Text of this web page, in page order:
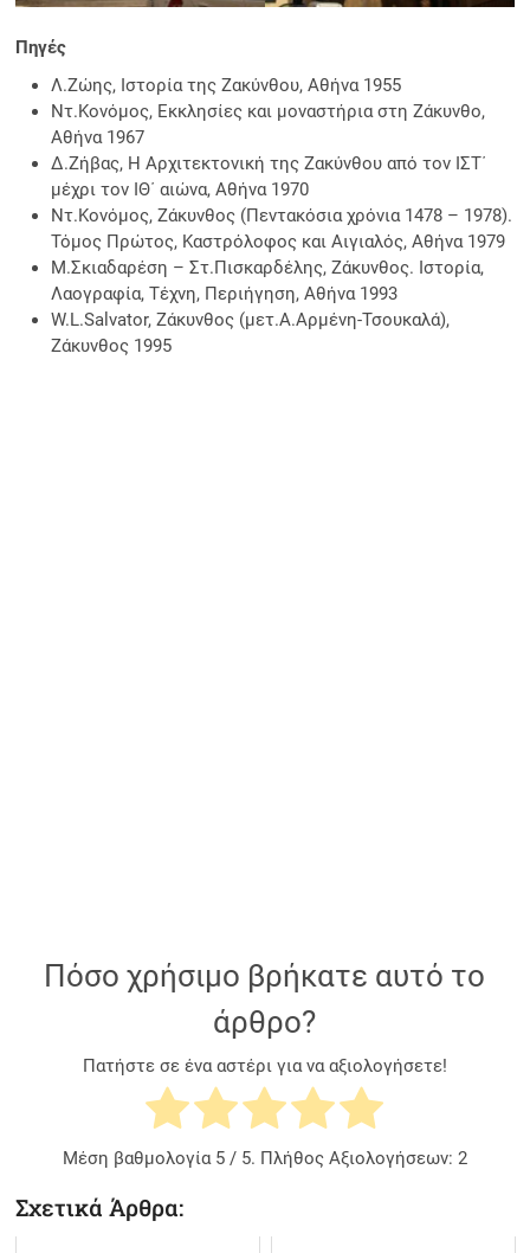
Πηγές
Λ.Ζώης, Ιστορία της Ζακύνθου, Αθήνα 1955
Ντ.Κονόμος, Εκκλησίες και μοναστήρια στη Ζάκυνθο,
Αθήνα 1967
Δ.Ζήβας, Η Αρχιτεκτονική της Ζακύνθου από τον ΙΣΤ΄
μέχρι τον ΙΘ΄ αιώνα, Αθήνα 1970
Ντ.Κονόμος, Ζάκυνθος (Πεντακόσια χρόνια 1478 – 1978).
Τόμος Πρώτος, Καστρόλοφος και Αιγιαλός, Αθήνα 1979
Μ.Σκιαδαρέση – Στ.Πισκαρδέλης, Ζάκυνθος. Ιστορία,
Λαογραφία, Τέχνη, Περιήγηση, Αθήνα 1993
W.L.Salvator, Ζάκυνθος (μετ.Α.Αρμένη-Τσουκαλά),
Ζάκυνθος 1995
Πόσο χρήσιμο βρήκατε αυτό το
άρθρο?
Πατήστε σε ένα αστέρι για να αξιολογήσετε!
Μέση βαθμολογία 5/ 5. Πλήθος Αξιολογήσεων: 2
Σχετικά Άρθρα: